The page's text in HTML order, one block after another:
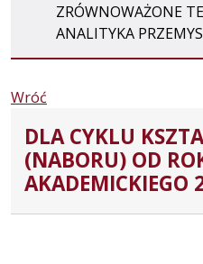
ZRÓWNOWAŻONE
ANALITYKA
Wróć
DLA CYKLU
(NABORU) OD
AKADEMICKIEGO